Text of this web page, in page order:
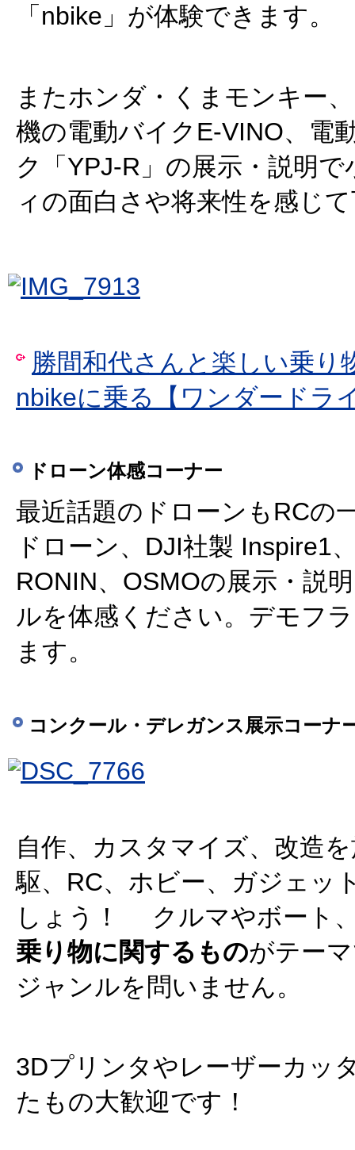
「nbike」が体験できます。
またホンダ・くまモンキー
機の電動バイクE-VINO、電
ク「YPJ-R」の展示・説明
ィの面白さや将来性を感じ
勝間和代さんと楽しい乗り
nbikeに乗る【ワンダードラ
ドローン体感コーナー
最近話題のドローンもRCの
ドローン、DJI社製 Inspire1
RONIN、OSMOの展示・説
ルを体感ください。デモフ
ます。
コンクール・デレガンス展示コーナ
自作、カスタマイズ、改造
駆、RC、ホビー、ガジェッ
しょう！ クルマやボート
乗り物に関するものがテー
ジャンルを問いません。
3Dプリンタやレーザーカッ
たもの大歓迎です！